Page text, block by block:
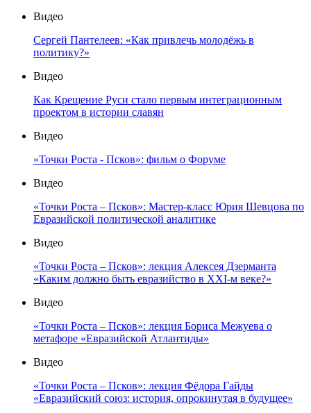
Видео
Сергей Пантелеев: «Как привлечь молодёжь в
политику?»
Видео
Как Крещение Руси стало первым интеграционным
проектом в истории славян
Видео
«Точки Роста - Псков»: фильм о Форуме
Видео
«Точки Роста – Псков»: Мастер-класс Юрия Шевцова по
Евразийской политической аналитике
Видео
«Точки Роста – Псков»: лекция Алексея Дзерманта
«Каким должно быть евразийство в XXI-м веке?»
Видео
«Точки Роста – Псков»: лекция Бориса Межуева о
метафоре «Евразийской Атлантиды»
Видео
«Точки Роста – Псков»: лекция Фёдора Гайды
«Евразийский союз: история, опрокинутая в будущее»